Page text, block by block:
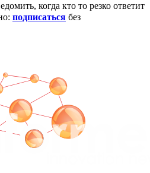
когда кто то резко ответит
подписаться без